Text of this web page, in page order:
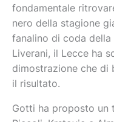
fondamentale
nero della stagione
fanalino di coda della
Liverani, il Lecce ha
dimostrazione che di
il risultato.
Gotti ha proposto un